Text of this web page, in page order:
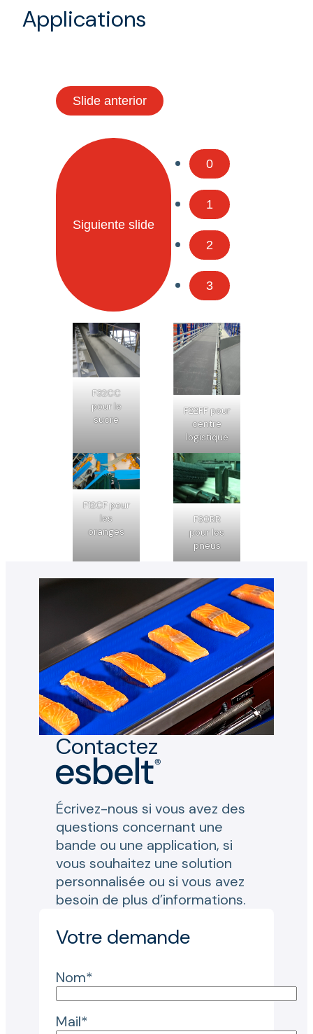
Applications
Slide anterior
Siguiente slide
0
1
2
3
F32CC
pour le
sucre
F22FF pour
centre
logistique
F12CF pour
les
oranges
F30RR
pour les
pneus
Contactez
Écrivez-nous si vous avez des
questions concernant une
bande ou une application, si
vous souhaitez une solution
personnalisée ou si vous avez
besoin de plus d’informations.
Votre demande
Nom*
Mail*